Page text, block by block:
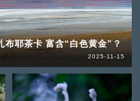
布耶茶卡 富含“白色黄金”？
2025-11-15